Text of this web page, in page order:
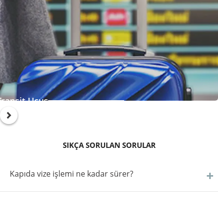
Uçuş
SIKÇA SORULAN SORULAR
Kapıda vize işlemi ne kadar sürer?